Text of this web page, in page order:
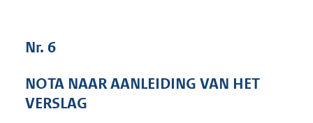
b
Nr. 6
NOTA NAAR AANLEIDING VAN HET
VERSLAG